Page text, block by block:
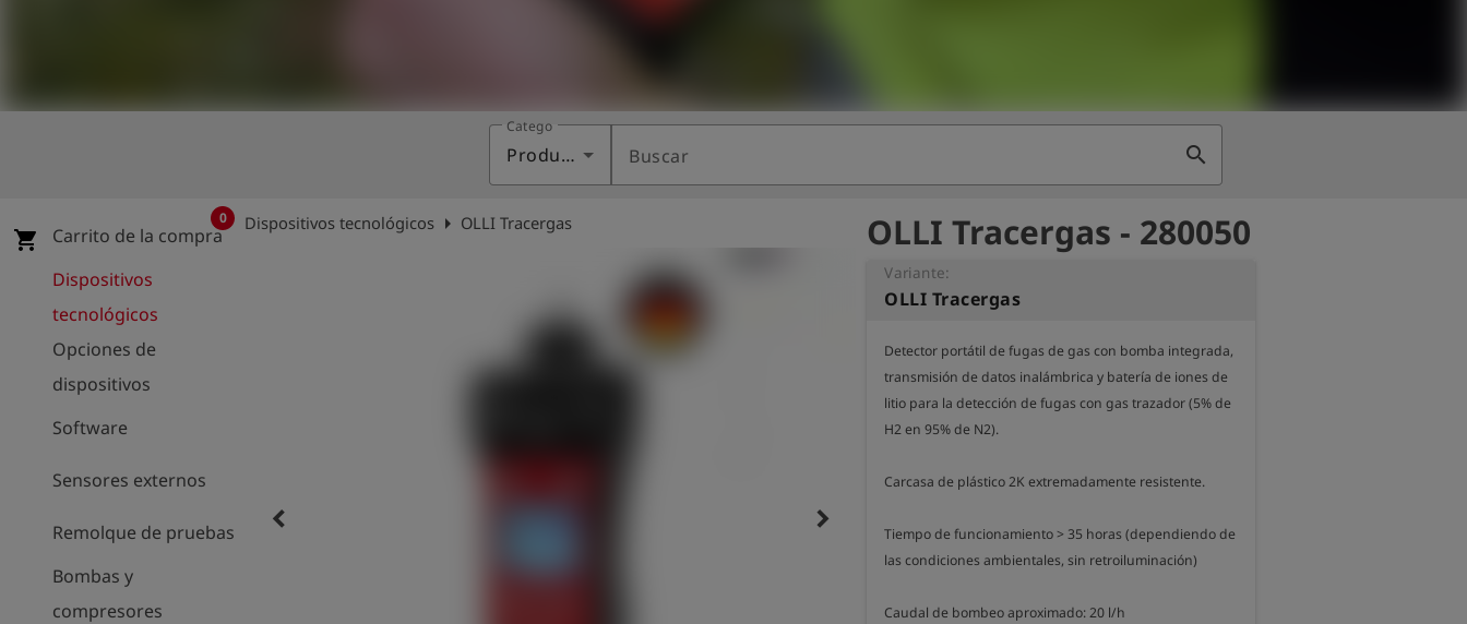
Categoría
Productos Buscar search
shopping_cart Carrito de la compra
0
Dispositivos
tecnológicos
Opciones de
dispositivos
Software
Sensores externos
Remolque de pruebas
Bombas y
compresores
Dispositivos tecnológicos arrow_right OLLI Tracergas
keyboard_arrow_left keyboard_arrow_right
OLLI Tracergas - 280050
Variante:
OLLI Tracergas
Detector portátil de fugas de gas con bomba integrada,
transmisión de datos inalámbrica y batería de iones de
litio para la detección de fugas con gas trazador (5% de
H2 en 95% de N2).
Carcasa de plástico 2K extremadamente resistente.
Tiempo de funcionamiento > 35 horas (dependiendo de
las condiciones ambientales, sin retroiluminación)
Caudal de bombeo aproximado: 20 l/h